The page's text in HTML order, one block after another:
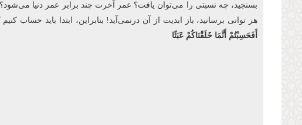
بسنجید، چه نسبتی را می‌توان یافت؟ عمر آخرت چند برابر عمر دنیا می‌شود؟
هر توانی برسانید، باز ابدیت از آن درنمی‌آید! بنابراین، ابتدا باید
أَفَحَسِبْتُمْ أَنَّمَا خَلَقْنَاكُمْ عَبَثًا